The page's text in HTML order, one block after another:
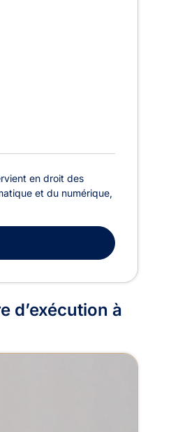
en droit des
et du numérique,
d’exécution à